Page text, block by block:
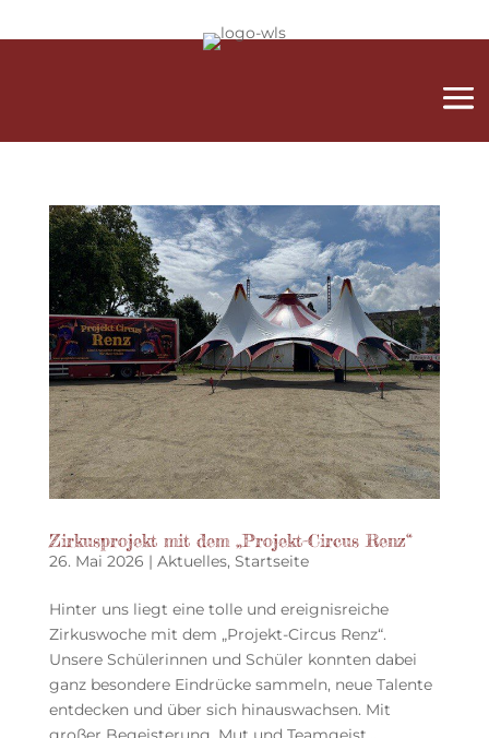
Zirkusprojekt mit dem „Projekt-Circus Renz“
26. Mai 2026 | Aktuelles, Startseite
Hinter uns liegt eine tolle und ereignisreiche
Zirkuswoche mit dem „Projekt-Circus Renz“.
Unsere Schülerinnen und Schüler konnten dabei
ganz besondere Eindrücke sammeln, neue Talente
entdecken und über sich hinauswachsen. Mit